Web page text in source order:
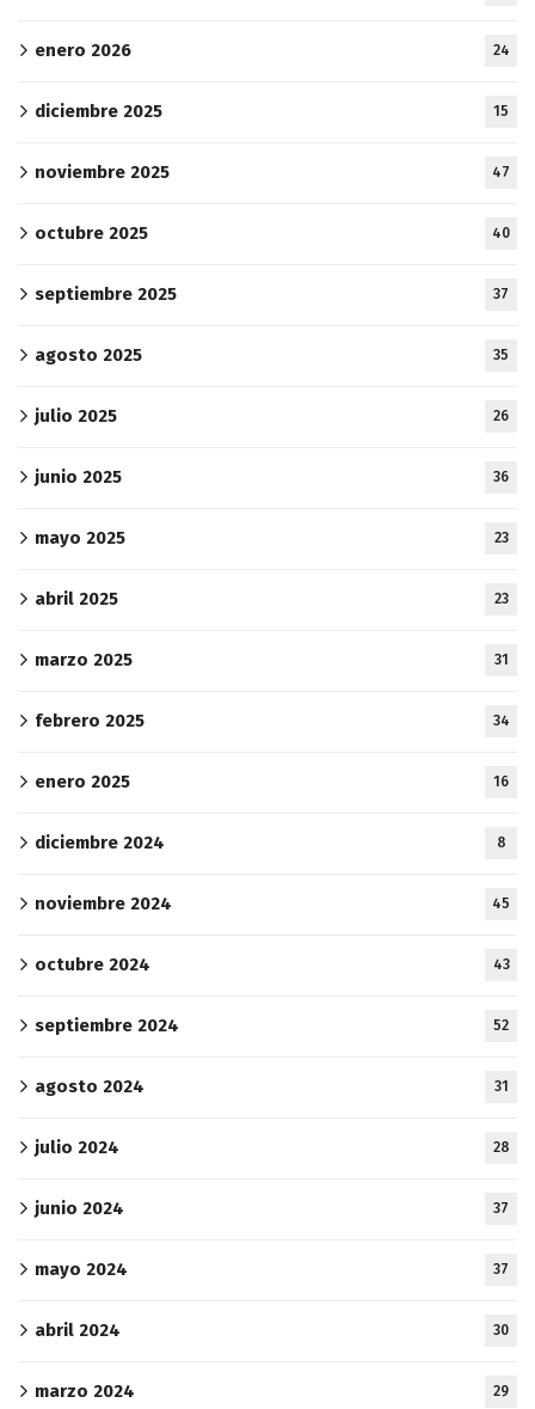
enero 2026 24
diciembre 2025 15
noviembre 2025 47
octubre 2025 40
septiembre 2025 37
agosto 2025 35
julio 2025 26
junio 2025 36
mayo 2025 23
abril 2025 23
marzo 2025 31
febrero 2025 34
enero 2025 16
diciembre 2024 8
noviembre 2024 45
octubre 2024 43
septiembre 2024 52
agosto 2024 31
julio 2024 28
junio 2024 37
mayo 2024 37
abril 2024 30
marzo 2024 29